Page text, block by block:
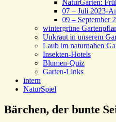
NaturGarten:
07 – Juli 2023-
09 – September
wintergrüne
Unkraut in unserem
Laub im naturnahen
Insekten-Hotels
Blumen-Quiz
Garten-Links
intern
NaturSpiel
Bärchen, der bunte